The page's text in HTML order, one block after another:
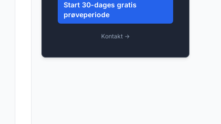
Start 30-dages gratis
prøveperiode
Kontakt →